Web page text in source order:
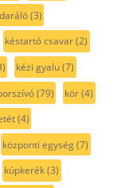
(3)
késtartó csavar(2)
kézi gyalu(7)
(79) kör(4)
(4)
központi egység(7)
kúpkerék(3)